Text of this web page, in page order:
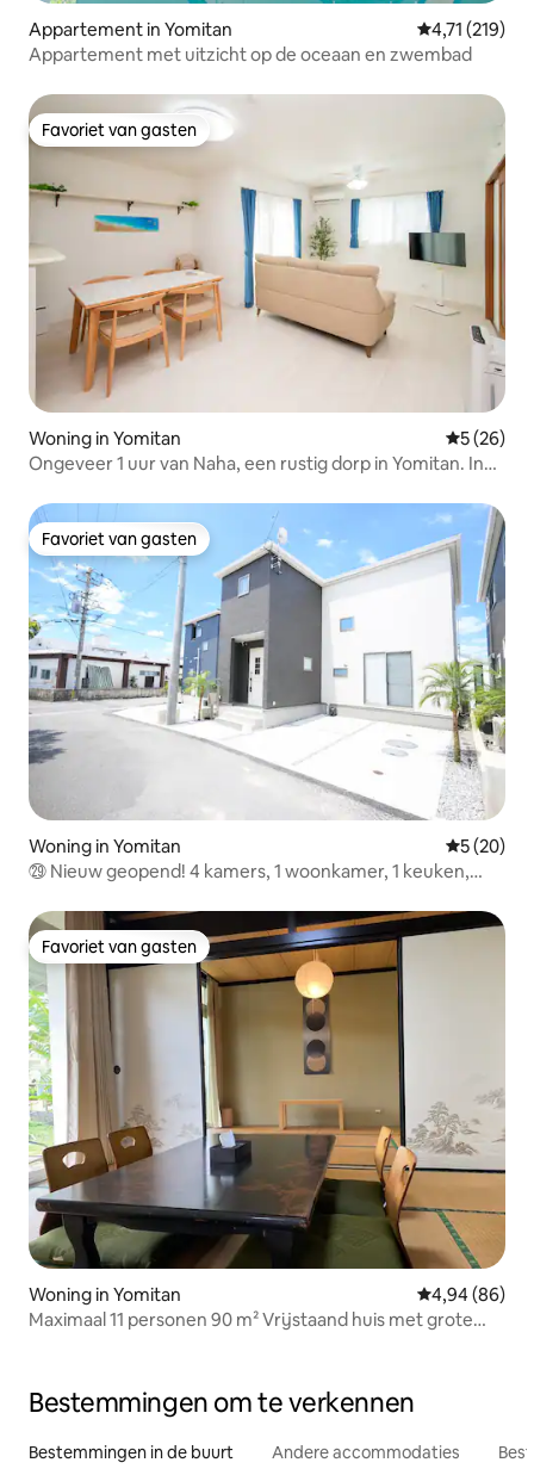
Appartement in Yomitan Gemiddelde
4,71 (219)
Appartement met uitzicht op de oceaan en zwembad
Favoriet van gasten
Favoriet van gasten
Woning in Yomitan
5 (26)
Ongeveer 1 uur van Naha, een rustig dorp in Yomitan. In
Favoriet van gasten
Favoriet van gasten
Woning in Yomitan
5 (20)
㉙ Nieuw geopend! 4 kamers, 1 woonkamer, 1 keuken,
wasfaciliteiten en gasdroger! Maximaal 10 personen! Dicht
bij de zee!
Favoriet van gasten
Favoriet van gasten
Woning in Yomitan Gemiddelde
4,94 (86)
Maximaal 11 personen 90 m² Vrijstaand huis met grote
minuten van Onna
Bestemmingen om te verkennen
Bestemmingen in de buurt Andere accommodaties